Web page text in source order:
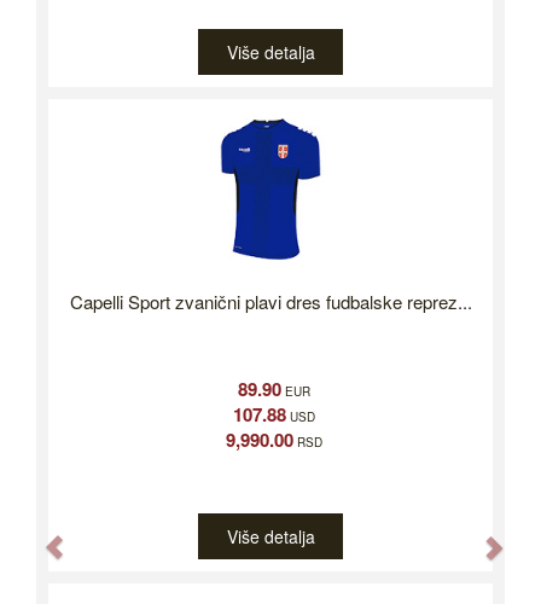
Više detalja
Capelli Sport zvanični plavi dres fudbalske reprez...
89.90EUR
107.88USD
9,990.00RSD
Više detalja